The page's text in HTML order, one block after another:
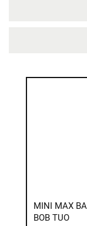
MINI MAX
BOB TUO